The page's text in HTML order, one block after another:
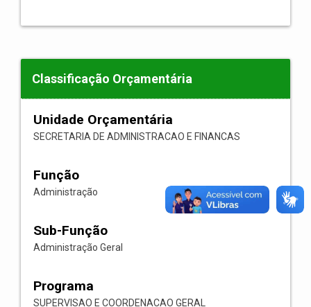
Classificação Orçamentária
Unidade Orçamentária
SECRETARIA DE ADMINISTRACAO E FINANCAS
Função
Administração
Sub-Função
Administração Geral
Programa
SUPERVISAO E COORDENACAO GERAL